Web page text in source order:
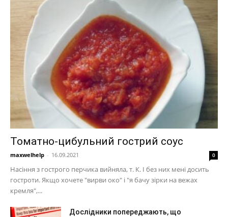
Томатно-цибульний гострий соус
maxwelhelp - 16.09.2021 0
Насіння з гострого перчика вийняла, т. К. І без них мені досить
гостроти. Якщо хочете "вирви око" і "я бачу зірки на вежах
кремля",...
Дослідники попереджають, що